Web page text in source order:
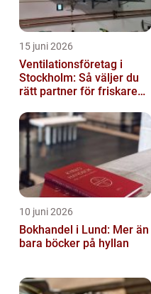
15 juni 2026
Ventilationsföretag i
Stockholm: Så väljer du
rätt partner för friskare
10 juni 2026
Bokhandel i Lund: Mer än
bara böcker på hyllan